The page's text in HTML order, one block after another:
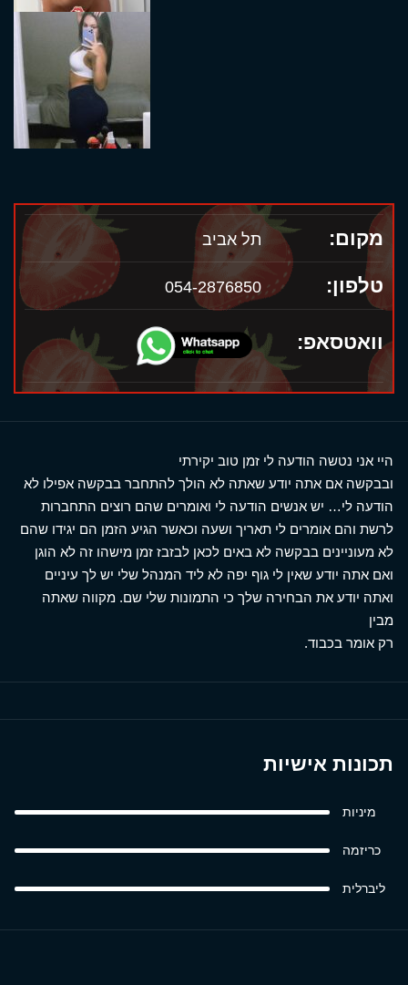
מקום: תל אביב
טלפון: 054-2876850
וואטסאפ:
היי אני נטשה הודעה לי זמן טוב יקירתי
ובבקשה אם אתה יודע שאתה לא הולך להתחבר בבקשה אפילו לא
הודעה לי… יש אנשים הודעה לי ואומרים שהם רוצים התחברות
לרשת והם אומרים לי תאריך ושעה וכאשר הגיע הזמן הם יגידו שהם
לא מעוניינים בבקשה לא באים לכאן לבזבז זמן מישהו זה לא הוגן
ואם אתה יודע שאין לי גוף יפה לא ליד המנהל שלי יש לך עיניים
ואתה יודע את הבחירה שלך כי התמונות שלי שם. מקווה שאתה
מבין
רק אומר בכבוד.
תכונות אישיות
מיניות
כריזמה
ליברלית